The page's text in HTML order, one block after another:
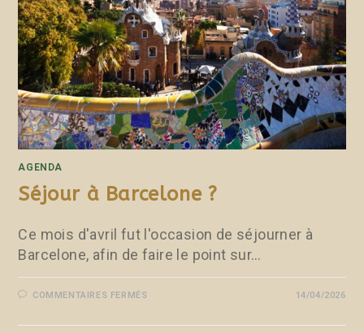
AGENDA
Séjour à Barcelone ?
Ce mois d'avril fut l'occasion de séjourner à
Barcelone, afin de faire le point sur…
COMMENTAIRES FERMÉS 14/04/2026